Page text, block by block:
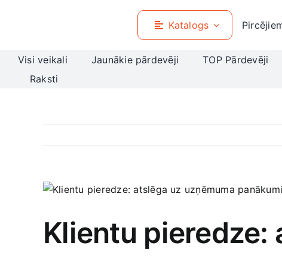
Katalogs
Visi veikali Jaunākie pārdevēji TOP Pārdevēji
Raksti
View
Image
Klientu pieredze: